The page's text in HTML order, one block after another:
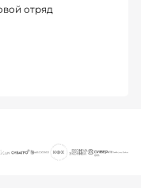
отряд